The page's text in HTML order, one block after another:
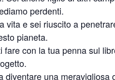
perdenti.
vita e sei riuscito a
pianeta.
con la tua penna sul
una meravigliosa